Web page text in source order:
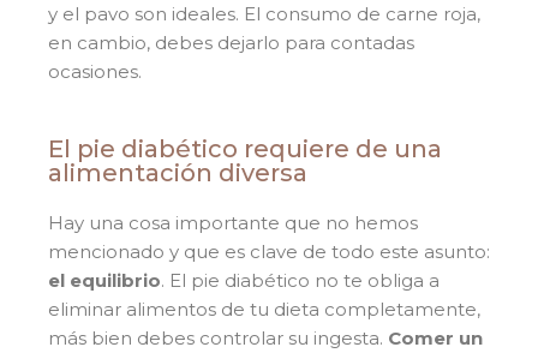
y el pavo son ideales. El consumo de carne roja,
en cambio, debes dejarlo para contadas
ocasiones.
El pie diabético requiere de una
alimentación diversa
Hay una cosa importante que no hemos
mencionado y que es clave de todo este asunto:
el equilibrio. El pie diabético no te obliga a
eliminar alimentos de tu dieta completamente,
más bien debes controlar su ingesta. Comer un